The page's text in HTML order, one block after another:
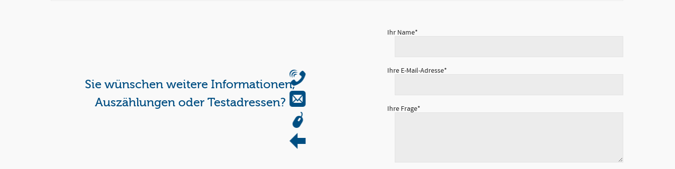
Sie wünschen weitere Informationen,
Auszählungen oder Testadressen?
Ihr Name*
Ihre E-Mail-Adresse*
Ihre Frage*